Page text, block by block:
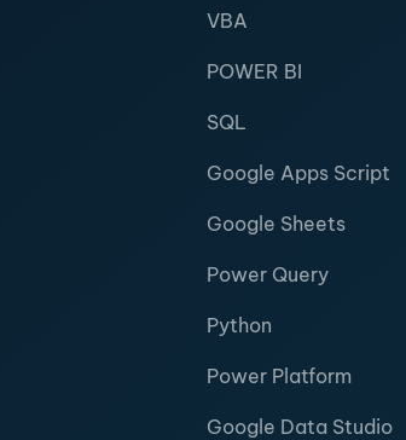
VBA
POWER BI
SQL
Google Apps Script
Google Sheets
Power Query
Python
Power Platform
Google Data Studio